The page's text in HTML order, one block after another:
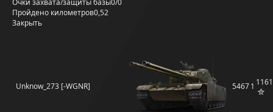
Очки захвата/защиты базы0/0
Пройдено километров0,52
Закрыть
Unknow_273 [-WGNR] 54671 1161